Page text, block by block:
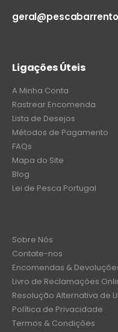
Ligações Úteis
A Minha Conta
Rastrear Encomenda
Lista de Desejos
Métodos de Pagamento
FAQs
Mapa do Site
Blog
Lei de Pesca Portugal
Sobre Nós
Contate-nos
Encomendas &
Livro de Reclamações
Resolução Alternativa de
Política de Privacidade
Termos & Condições